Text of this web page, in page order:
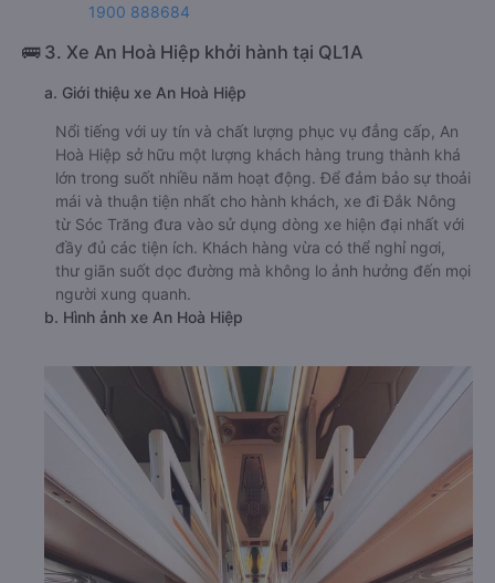
1900 888684
🚌 3. Xe An Hoà Hiệp khởi hành tại QL1A
a. Giới thiệu xe An Hoà Hiệp
Nổi tiếng với uy tín và chất lượng phục vụ đẳng cấp, An
Hoà Hiệp sở hữu một lượng khách hàng trung thành khá
lớn trong suốt nhiều năm hoạt động. Để đảm bảo sự thoải
mái và thuận tiện nhất cho hành khách, xe đi Đắk Nông
từ Sóc Trăng đưa vào sử dụng dòng xe hiện đại nhất với
đầy đủ các tiện ích. Khách hàng vừa có thể nghỉ ngơi,
thư giãn suốt dọc đường mà không lo ảnh hưởng đến mọi
người xung quanh.
b. Hình ảnh xe An Hoà Hiệp